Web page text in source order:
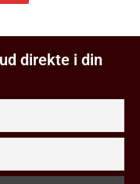
direkte i din